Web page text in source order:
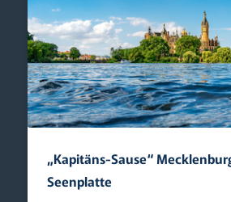
„Kapitäns-Sause“
Seenplatte